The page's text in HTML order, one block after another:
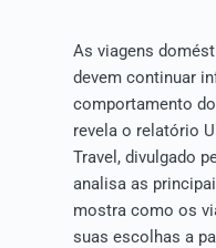
As viagens
devem continuar
comportamento
revela o relatório
Travel, divulgado
analisa as
mostra como os
suas escolhas a